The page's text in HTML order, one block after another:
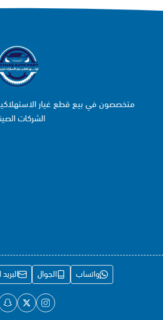
متخصصون في بيع قطع غيار
الشركات
واتساب الجوال